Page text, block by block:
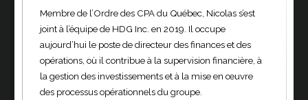
Membre de l’Ordre des CPA du Québec, Nicolas s’est
joint à l’équipe de HDG Inc. en 2019. Il occupe
aujourd’hui le poste de directeur des finances et des
opérations, où il contribue à la supervision financière, à
la gestion des investissements et à la mise en œuvre
des processus opérationnels du groupe.